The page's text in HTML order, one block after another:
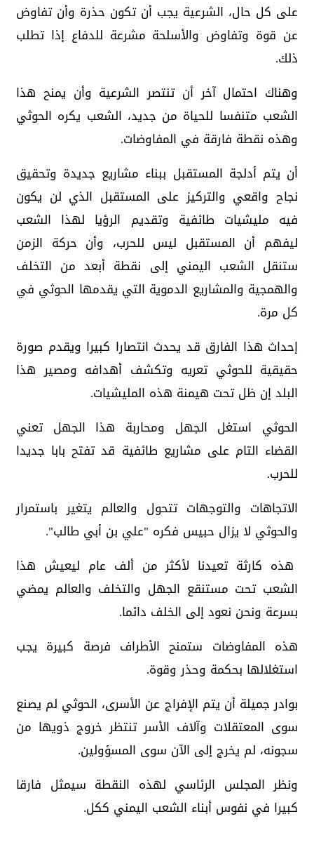
على كل حال، الشرعية يجب أن تكون حذرة وأن تفاوض
عن قوة وتفاوض والأسلحة مشرعة للدفاع إذا تطلب
ذلك.
وهناك احتمال آخر أن تنتصر الشرعية وأن يمنح هذا
الشعب متنفسا للحياة من جديد، الشعب يكره الحوثي
وهذه نقطة فارقة في المفاوضات.
أن يتم أدلجة المستقبل ببناء مشاريع جديدة وتحقيق
نجاح واقعي والتركيز على المستقبل الذي لن يكون
فيه مليشيات طائفية وتقديم الرؤيا لهذا الشعب
ليفهم أن المستقبل ليس للحرب، وأن حركة الزمن
ستنقل الشعب اليمني إلى نقطة أبعد من التخلف
والهمجية والمشاريع الدموية التي يقدمها الحوثي في
كل مرة.
إحداث هذا الفارق قد يحدث انتصارا كبيرا ويقدم صورة
حقيقية للحوثي تعريه وتكشف أهدافه ومصير هذا
البلد إن ظل تحت هيمنة هذه المليشيات.
الحوثي استغل الجهل ومحاربة هذا الجهل تعني
القضاء التام على مشاريع طائفية قد تفتح بابا جديدا
للحرب.
الاتجاهات والتوجهات تتحول والعالم يتغير باستمرار
والحوثي لا يزال حبيس فكره "علي بن أبي طالب".
هذه كارثة تعيدنا لأكثر من ألف عام ليعيش هذا
الشعب تحت مستنقع الجهل والتخلف والعالم يمضي
بسرعة ونحن نعود إلى الخلف دائما.
هذه المفاوضات ستمنح الأطراف فرصة كبيرة يجب
استغلالها بحكمة وحذر وقوة.
بوادر جميلة أن يتم الإفراج عن الأسرى، الحوثي لم يصنع
سوى المعتقلات وآلاف الأسر تنتظر خروج ذويها من
سجونه، لم يخرج إلى الآن سوى المسؤولين.
ونظر المجلس الرئاسي لهذه النقطة سيمثل فارقا
كبيرا في نفوس أبناء الشعب اليمني ككل.